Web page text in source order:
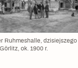
Ruhmeshalle,
ok. 1900 r.